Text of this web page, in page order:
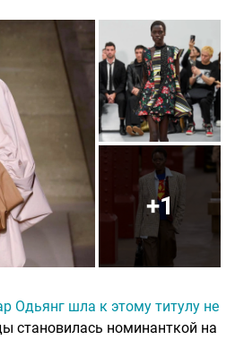
+1
Одьянг шла к этому титулу не
становилась номинанткой на